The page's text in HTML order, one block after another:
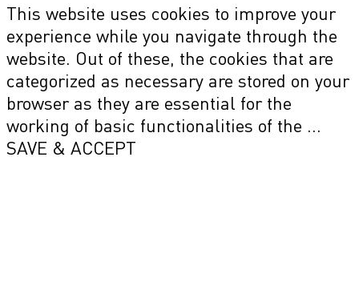
This website uses cookies to improve your
experience while you navigate through the
website. Out of these, the cookies that are
categorized as necessary are stored on your
browser as they are essential for the
working of basic functionalities of the ...
SAVE & ACCEPT